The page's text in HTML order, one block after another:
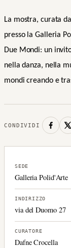
La mostra, curata
presso la Galleria
Due Mondi: un
nella danza, nella
mondi creando e
CONDIVIDI
SEDE
Galleria Polid'Arte
INDIRIZZO
via del Duomo 27
CURATORE
Dafne Crocella